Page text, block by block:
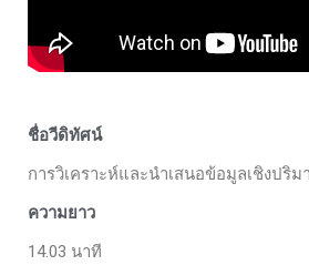
ชื่อวีดิทัศน์
การวิเคราะห์และนำเสนอข้อมูลเชิงปริ
ความยาว
14.03 นาที